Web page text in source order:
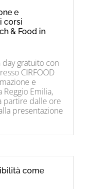
e
corsi
& Food in
gratuito con
CIRFOOD
e
Emilia,
partire dalle ore
presentazione
come